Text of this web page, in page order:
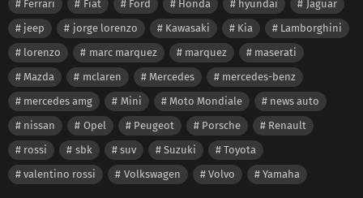
Ferrari
Fiat Ford Honda hyundai
Jaguar
jeep
jorge lorenzo Kawasaki Kia
Lamborghini
lorenzo
marc marquez marquez
maserati
Mazda
mclaren Mercedes
mercedes-benz
mercedes amg
Mini Moto Mondiale
news auto
nissan
Opel Peugeot Porsche
Renault
rossi
sbk suv Suzuki
Toyota
valentino rossi
Volkswagen Volvo Yamaha